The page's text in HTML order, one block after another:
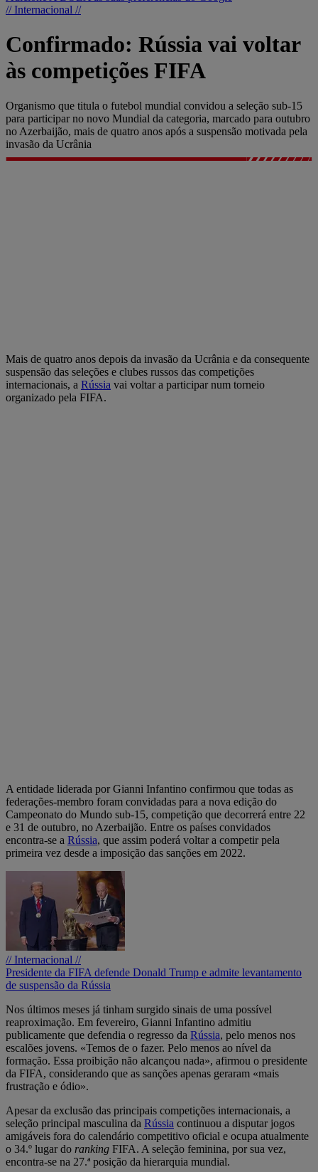
// Internacional //
Confirmado: Rússia vai voltar
às competições FIFA
Organismo que titula o futebol mundial convidou a seleção sub-15
para participar no novo Mundial da categoria, marcado para outubro
no Azerbaijão, mais de quatro anos após a suspensão motivada pela
invasão da Ucrânia
Mais de quatro anos depois da invasão da Ucrânia e da consequente
suspensão das seleções e clubes russos das competições
internacionais, a Rússia vai voltar a participar num torneio
organizado pela FIFA.
A entidade liderada por Gianni Infantino confirmou que todas as
federações-membro foram convidadas para a nova edição do
Campeonato do Mundo sub-15, competição que decorrerá entre 22
e 31 de outubro, no Azerbaijão. Entre os países convidados
encontra-se a Rússia, que assim poderá voltar a competir pela
primeira vez desde a imposição das sanções em 2022.
// Internacional //
Presidente da FIFA defende Donald Trump e admite levantamento
de suspensão da Rússia
Nos últimos meses já tinham surgido sinais de uma possível
reaproximação. Em fevereiro, Gianni Infantino admitiu
publicamente que defendia o regresso da Rússia, pelo menos nos
escalões jovens. «Temos de o fazer. Pelo menos ao nível da
formação. Essa proibição não alcançou nada», afirmou o presidente
da FIFA, considerando que as sanções apenas geraram «mais
frustração e ódio».
Apesar da exclusão das principais competições internacionais, a
seleção principal masculina da Rússia continuou a disputar jogos
amigáveis fora do calendário competitivo oficial e ocupa atualmente
o 34.º lugar do ranking FIFA. A seleção feminina, por sua vez,
encontra-se na 27.ª posição da hierarquia mundial.